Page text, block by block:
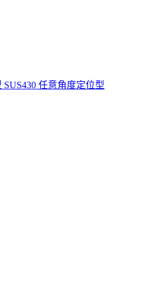
任意角度定位型